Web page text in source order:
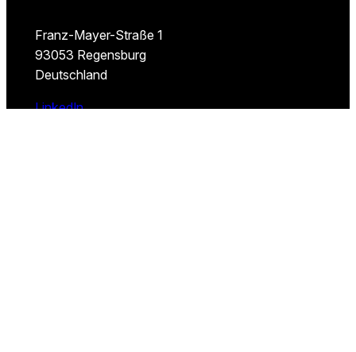
Franz-Mayer-Straße 1
93053 Regensburg
Deutschland
LinkedIn